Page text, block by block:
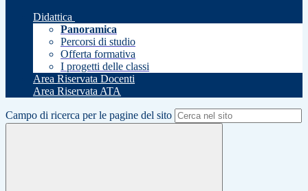
Didattica
Panoramica
Percorsi di studio
Offerta formativa
I progetti delle classi
Area Riservata Docenti
Area Riservata ATA
Campo di ricerca per le pagine del sito